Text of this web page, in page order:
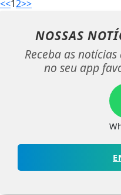
<<12>>
NOSSAS
Receba as
no seu app